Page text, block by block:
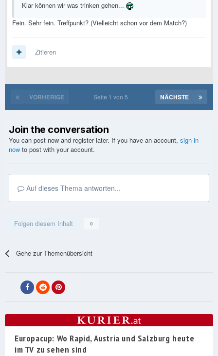
Klar können wir was trinken gehen...
Fein. Sehr fein. Treffpunkt? (Vielleicht schon vor dem Match?)
Zitieren
VORHERIGE NÄCHSTE
Seite 1 von 5
Join the conversation
You can post now and register later. If you have an account, sign in
now to post with your account.
Auf dieses Thema antworten...
Folgen diesem Inhalt 0
Gehe zur Themenübersicht
Europacup: Wo Rapid, Austria und Salzburg heute
im TV zu sehen sind